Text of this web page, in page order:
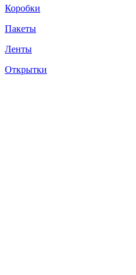
Коробки
Пакеты
Ленты
Открытки